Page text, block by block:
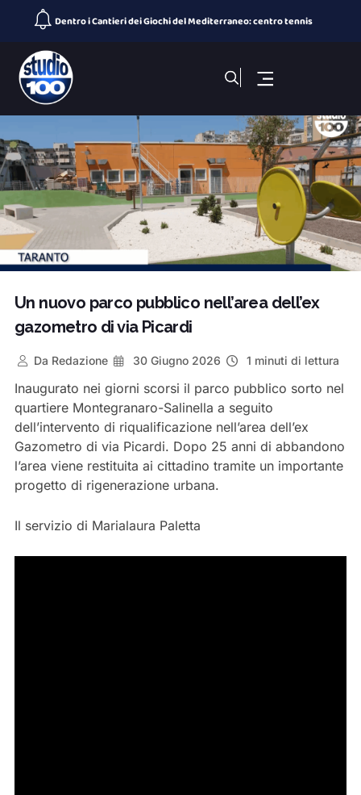
Dentro i Cantieri dei Giochi del Mediterraneo: centro tennis
Arsenale, ripristinato il guasto ma Uil Fp chiede un confron
Taranto 2026, arriva Romantika: si completa il Villaggio Med
100 NOTIZIE, TG SPORTIVO DEL 5 Agosto 2026. SS Taranto primo
Giochi del Mediterraneo: Conto alla Rovescia, puntata del 5
100 NOTIZIE, TG H 14:00 DEL 5 Agosto 2026. ex Ilva incontro
100 NOTIZIE, TG H 19:30 DEL 4 Agosto 2026. ex Ilva incontro
Porta Napoli, ristorante sushi in fiamme
100 NOTIZIE, TG H 19:30 DEL 5 Agosto 2026. ex Ilva incontro
Un nuovo parco pubblico nell’area dell’ex
gazometro di via Picardi
Da Redazione 30 Giugno 2026 1 minuti di lettura
Inaugurato nei giorni scorsi il parco pubblico sorto nel
quartiere Montegranaro-Salinella a seguito
dell’intervento di riqualificazione nell’area dell’ex
Gazometro di via Picardi. Dopo 25 anni di abbandono
l’area viene restituita ai cittadino tramite un importante
progetto di rigenerazione urbana.
Il servizio di Marialaura Paletta